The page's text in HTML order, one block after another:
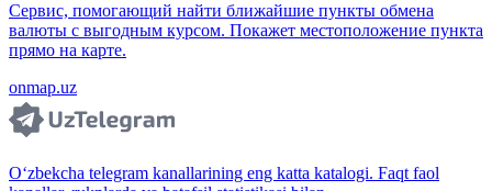
Сервис, помогающий найти ближайшие пункты обмена
валюты с выгодным курсом. Покажет местоположение пункта
прямо на карте.
onmap.uz
O‘zbekcha telegram kanallarining eng katta katalogi. Faqt faol